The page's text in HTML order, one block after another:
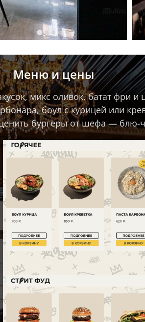
Меню и цены
микс оливок, батат фри
боул с курицей или
бургеры от шефа — блю-